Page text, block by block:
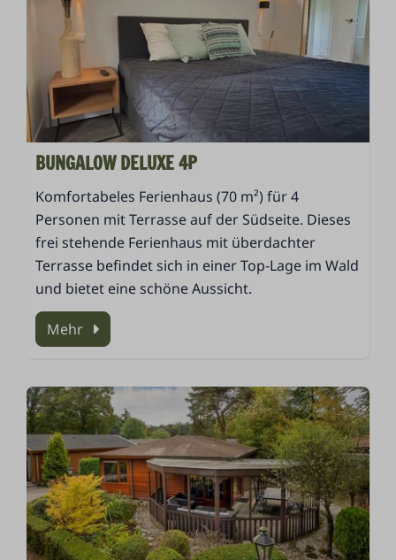
BUNGALOW DELUXE 4P
Komfortabeles Ferienhaus (70 m²) für 4
Personen mit Terrasse auf der Südseite. Dieses
frei stehende Ferienhaus mit überdachter
Terrasse befindet sich in einer Top-Lage im Wald
und bietet eine schöne Aussicht.
Mehr